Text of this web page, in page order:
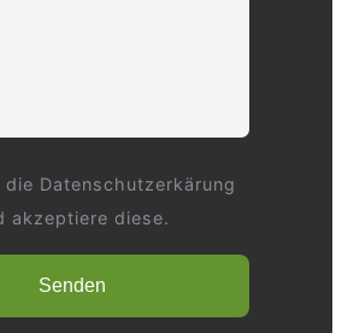
die Datenschutzerkärung
akzeptiere diese.